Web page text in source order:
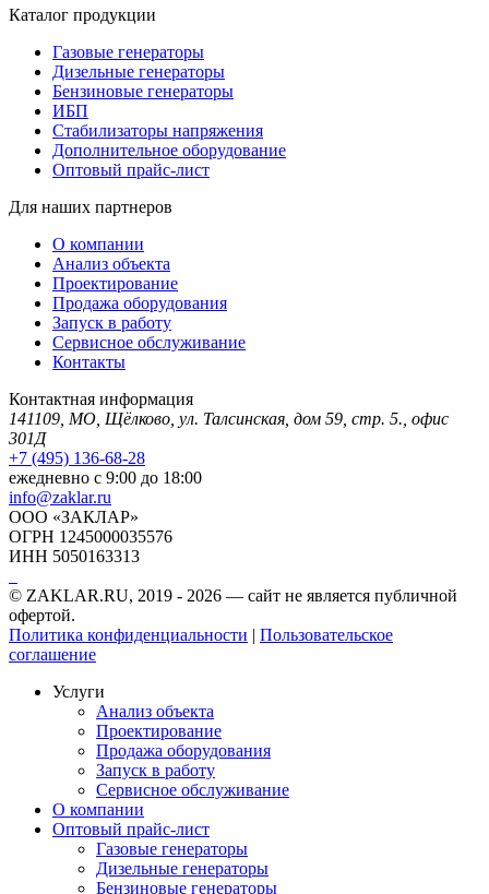
Каталог продукции
Газовые генераторы
Дизельные генераторы
Бензиновые генераторы
ИБП
Стабилизаторы напряжения
Дополнительное оборудование
Оптовый прайс-лист
Для наших партнеров
О компании
Анализ объекта
Проектирование
Продажа оборудования
Запуск в работу
Сервисное обслуживание
Контакты
Контактная информация
141109, МО, Щёлково, ул. Талсинская, дом 59, стр. 5., офис
301Д
+7 (495) 136-68-28
ежедневно с 9:00 до 18:00
info@zaklar.ru
ООО «ЗАКЛАР»
ОГРН 1245000035576
ИНН 5050163313
© ZAKLAR.RU, 2019 - 2026 — cайт не является публичной
офертой.
Политика конфиденциальности | Пользовательское
соглашение
Услуги
Анализ объекта
Проектирование
Продажа оборудования
Запуск в работу
Сервисное обслуживание
О компании
Оптовый прайс-лист
Газовые генераторы
Дизельные генераторы
Бензиновые генераторы